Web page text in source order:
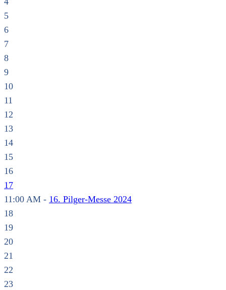
5
6
7
8
9
10
11
12
13
14
15
16
17
11:00 AM - 16. Pilger-Messe 2024
18
19
20
21
22
23